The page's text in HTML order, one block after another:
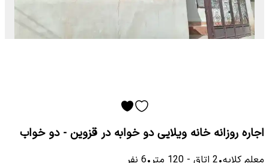
اجاره روزانه خانه ویلایی دو خوابه در قزوین - دو خواب
معلم كلایه•
2 اتاق -
120 متر•
6 نفر